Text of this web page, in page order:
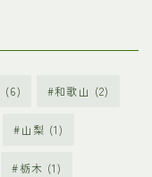
(6) 和歌山 (2)
山梨 (1)
栃木 (1)